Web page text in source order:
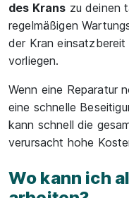
des Krans zu deinen
regelmäßigen
der Kran
vorliegen.
Wenn eine Reparatur
eine schnelle
kann schnell die
verursacht hohe
Wo kann ich